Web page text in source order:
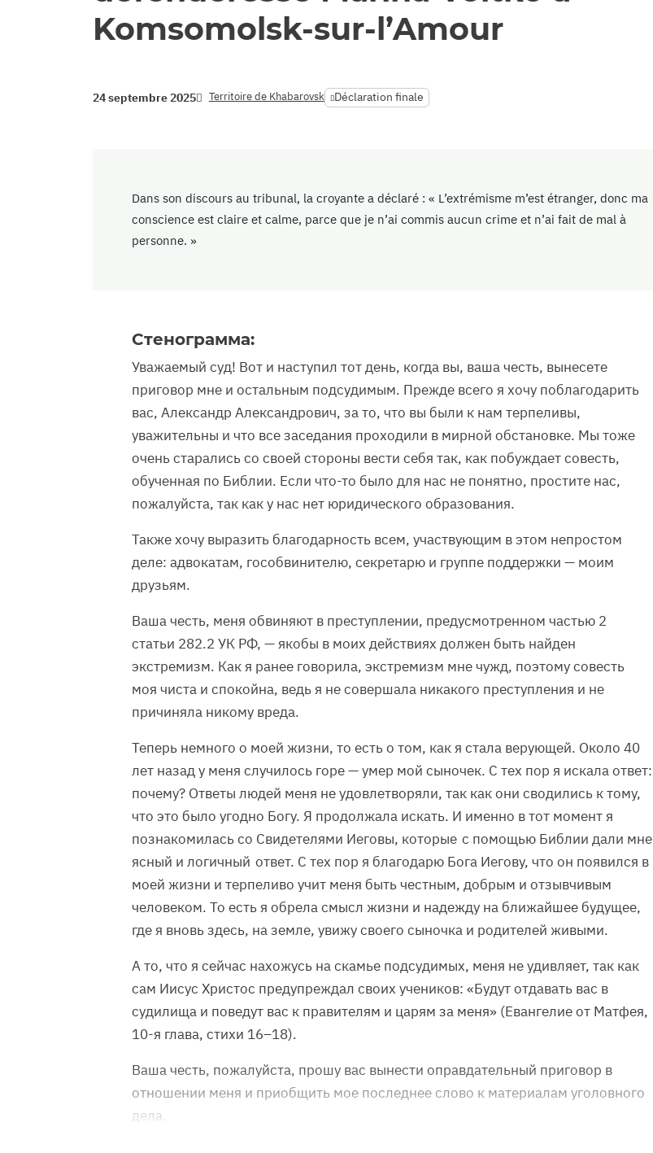
Komsomolsk-sur-l’Amour
24 septembre 2025 Territoire de Khabarovsk Déclaration finale
Dans son discours au tribunal, la croyante a déclaré : « L’extrémisme m’est étranger, donc ma
conscience est claire et calme, parce que je n’ai commis aucun crime et n’ai fait de mal à
personne. »
Стенограмма:
Уважаемый суд! Вот и наступил тот день, когда вы, ваша честь, вынесете
приговор мне и остальным подсудимым. Прежде всего я хочу поблагодарить
вас, Александр Александрович, за то, что вы были к нам терпеливы,
уважительны и что все заседания проходили в мирной обстановке. Мы тоже
очень старались со своей стороны вести себя так, как побуждает совесть,
обученная по Библии. Если что-то было для нас не понятно, простите нас,
пожалуйста, так как у нас нет юридического образования.
Также хочу выразить благодарность всем, участвующим в этом непростом
деле: адвокатам, гособвинителю, секретарю и группе поддержки — моим
друзьям.
Ваша честь, меня обвиняют в преступлении, предусмотренном частью 2
статьи 282.2 УК РФ, — якобы в моих действиях должен быть найден
экстремизм. Как я ранее говорила, экстремизм мне чужд, поэтому совесть
моя чиста и спокойна, ведь я не совершала никакого преступления и не
причиняла никому вреда.
Теперь немного о моей жизни, то есть о том, как я стала верующей. Около 40
лет назад у меня случилось горе — умер мой сыночек. С тех пор я искала ответ:
почему? Ответы людей меня не удовлетворяли, так как они сводились к тому,
что это было угодно Богу. Я продолжала искать. И именно в тот момент я
познакомилась со Свидетелями Иеговы, которые с помощью Библии дали мне
ясный и логичный ответ. С тех пор я благодарю Бога Иегову, что он появился в
моей жизни и терпеливо учит меня быть честным, добрым и отзывчивым
человеком. То есть я обрела смысл жизни и надежду на ближайшее будущее,
где я вновь здесь, на земле, увижу своего сыночка и родителей живыми.
А то, что я сейчас нахожусь на скамье подсудимых, меня не удивляет, так как
сам Иисус Христос предупреждал своих учеников: «Будут отдавать вас в
судилища и поведут вас к правителям и царям за меня» (Евангелие от Матфея,
10-я глава, стихи 16–18).
Ваша честь, пожалуйста, прошу вас вынести оправдательный приговор в
отношении меня и приобщить мое последнее слово к материалам уголовного
дела.